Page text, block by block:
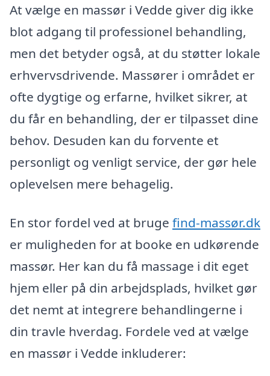
At vælge en massør i Vedde giver dig ikke
blot adgang til professionel behandling,
men det betyder også, at du støtter lokale
erhvervsdrivende. Massører i området er
ofte dygtige og erfarne, hvilket sikrer, at
du får en behandling, der er tilpasset dine
behov. Desuden kan du forvente et
personligt og venligt service, der gør hele
oplevelsen mere behagelig.
En stor fordel ved at bruge find-massør.dk
er muligheden for at booke en udkørende
massør. Her kan du få massage i dit eget
hjem eller på din arbejdsplads, hvilket gør
det nemt at integrere behandlingerne i
din travle hverdag. Fordele ved at vælge
en massør i Vedde inkluderer: